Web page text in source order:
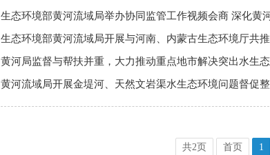
生态环境部黄河流域局举办协同监管工作视频会商 深化黄
生态环境部黄河流域局开展与河南、内蒙古生态环境厅共
黄河局监督与帮扶并重，大力推动重点地市解决突出水生
黄河流域局开展金堤河、天然文岩渠水生态环境问题督促
共2页 首页 1